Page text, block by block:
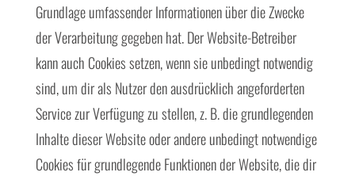
Grundlage umfassender Informationen über die Zwecke
der Verarbeitung gegeben hat. Der Website-Betreiber
kann auch Cookies setzen, wenn sie unbedingt notwendig
sind, um dir als Nutzer den ausdrücklich angeforderten
Service zur Verfügung zu stellen, z. B. die grundlegenden
Inhalte dieser Website oder andere unbedingt notwendige
Cookies für grundlegende Funktionen der Website, die dir